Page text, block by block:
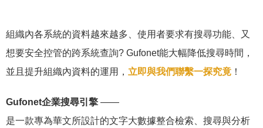
組織內各系統的資料越來越多、使用者要求有搜尋功能、又
想要安全控管的跨系統查詢? Gufonet能大幅降低搜尋時間，
並且提升組織內資料的運用， 立即與我們聯繫一探究竟 ！
Gufonet企業搜尋引擎 ——
是一款專為華文所設計的文字大數據整合檢索、搜尋與分析